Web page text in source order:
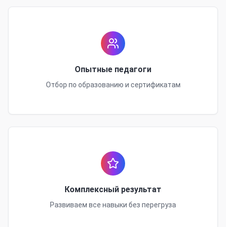
Опытные педагоги
Отбор по образованию и сертификатам
Комплексный результат
Развиваем все навыки без перегруза